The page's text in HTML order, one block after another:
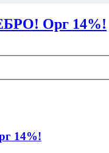
Орг 14%!
14%!